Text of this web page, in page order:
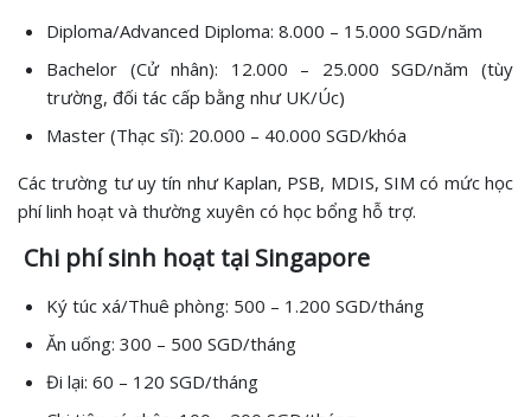
Diploma/Advanced Diploma: 8.000 – 15.000 SGD/năm
Bachelor (Cử nhân): 12.000 – 25.000 SGD/năm (tùy
trường, đối tác cấp bằng như UK/Úc)
Master (Thạc sĩ): 20.000 – 40.000 SGD/khóa
Các trường tư uy tín như Kaplan, PSB, MDIS, SIM có mức học
phí linh hoạt và thường xuyên có học bổng hỗ trợ.
Chi phí sinh hoạt tại Singapore
Ký túc xá/Thuê phòng: 500 – 1.200 SGD/tháng
Ăn uống: 300 – 500 SGD/tháng
Đi lại: 60 – 120 SGD/tháng